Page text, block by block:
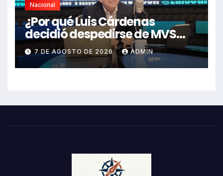
Nacional
¿Por qué Luis Cárdenas
decidió despedirse de MVS
Noticias en pleno 2026?
7 DE AGOSTO DE 2026 ADMIN